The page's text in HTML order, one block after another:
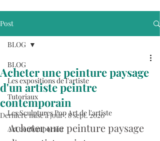
Post
BLOG
Les expositions de l'artiste
Tutoriaux
Les Sculptures Pop Art de l'artiste
Art contemporain
BLOG
Acheter une peinture paysage
d'un artiste peintre
contemporain
Dernière mise à jour :8 sept. 2020
Acheter une peinture paysage